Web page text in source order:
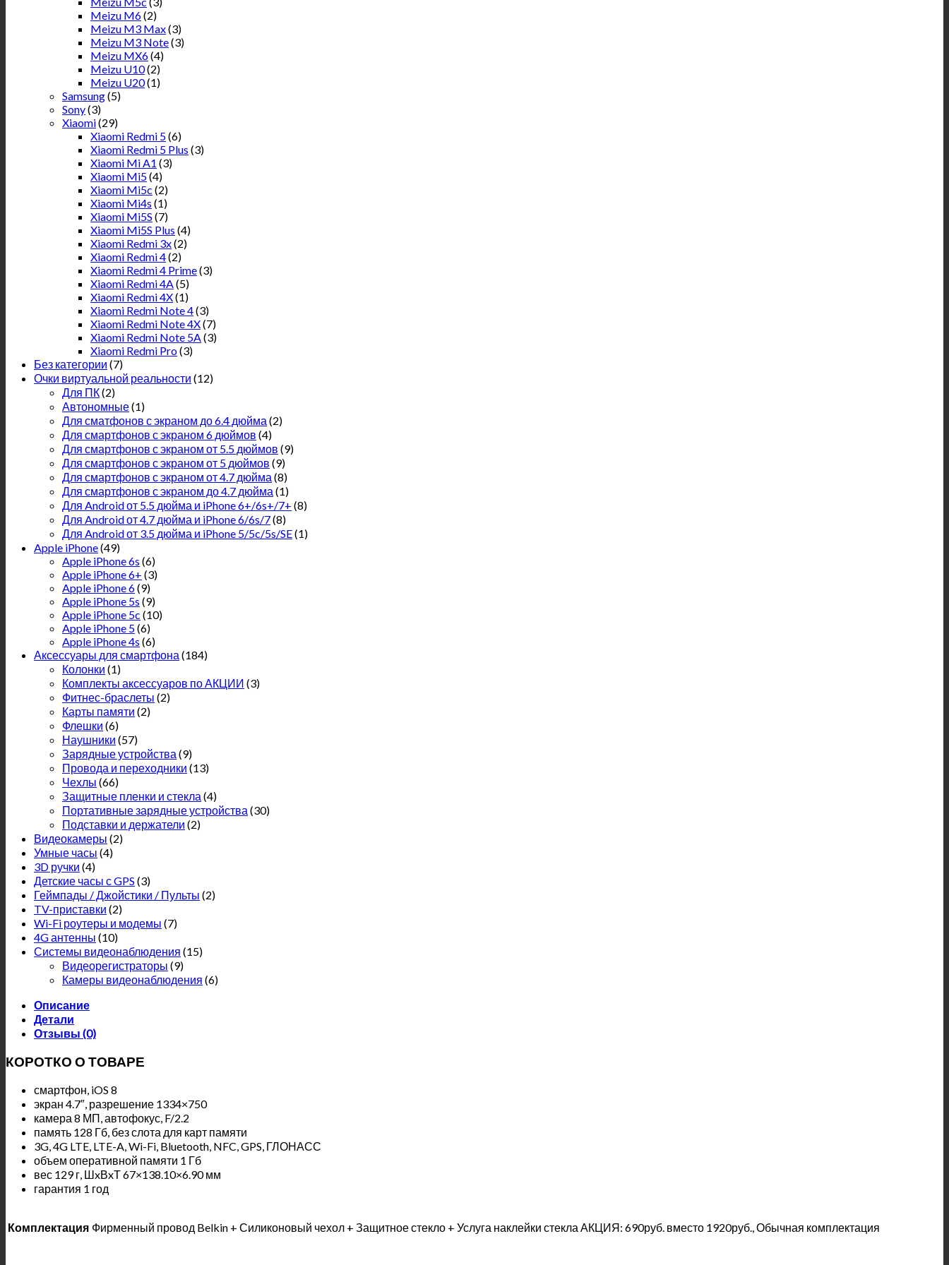
Meizu M6(2)
Meizu M3 Max(3)
Meizu M3 Note(3)
Meizu MX6(4)
Meizu U10(2)
Meizu U20(1)
Samsung(5)
Sony(3)
Xiaomi(29)
Xiaomi Redmi 5(6)
Xiaomi Redmi 5 Plus (3)
Xiaomi Mi A1 (3)
Xiaomi Mi5(4)
Xiaomi Mi5c (2)
Xiaomi Mi4s (1)
Xiaomi Mi5S (7)
Xiaomi Mi5S Plus (4)
Xiaomi Redmi 3x(2)
Xiaomi Redmi 4(2)
Xiaomi Redmi 4 Prime(3)
Xiaomi Redmi 4A(5)
Xiaomi Redmi 4X(1)
Xiaomi Redmi Note 4(3)
Xiaomi Redmi Note 4X(7)
Xiaomi Redmi Note 5A(3)
Xiaomi Redmi Pro(3)
Без категории (7)
Очки виртуальной реальности (12)
Для ПК(2)
Автономные(1)
Для сматфонов с экраном до 6.4 дюйма (2)
Для смартфонов с экраном 6 дюймов (4)
Для смартфонов с экраном от 5.5 дюймов (9)
Для смартфонов с экраном от 5 дюймов (9)
Для смартфонов с экраном от 4.7 дюйма (8)
Для смартфонов с экраном до 4.7 дюйма (1)
Для Android от 5.5 дюйма и iPhone 6+/6s+/7+ (8)
Для Android от 4.7 дюйма и iPhone 6/6s/7(8)
Для Android от 3.5 дюйма и iPhone 5/5c/5s/SE(1)
Apple iPhone(49)
Apple iPhone 6s (6)
Apple iPhone 6+ (3)
Apple iPhone 6(9)
Apple iPhone 5s (9)
Apple iPhone 5c (10)
Apple iPhone 5(6)
Apple iPhone 4s (6)
Аксессуары для смартфона (184)
Колонки (1)
Комплекты аксессуаров по АКЦИИ (3)
Фитнес-браслеты (2)
Карты памяти (2)
Флешки (6)
Наушники (57)
Зарядные устройства (9)
Провода и переходники (13)
Чехлы (66)
Защитные пленки и стекла (4)
Портативные зарядные устройства (30)
Подставки и держатели (2)
Видеокамеры (2)
Умные часы (4)
3D ручки (4)
Детские часы с GPS (3)
Геймпады / Джойстики / Пульты (2)
TV-приставки (2)
Wi-Fi роутеры и модемы (7)
4G антенны (10)
Системы видеонаблюдения (15)
Видеорегистраторы (9)
Камеры видеонаблюдения (6)
Описание
Детали
Отзывы (0)
КОРОТКО О ТОВАРЕ
смартфон, iOS 8
экран 4.7″, разрешение 1334×750
камера 8 МП, автофокус, F/2.2
память 128 Гб, без слота для карт памяти
3G, 4G LTE, LTE-A, Wi-Fi, Bluetooth, NFC, GPS, ГЛОНАСС
объем оперативной памяти 1 Гб
вес 129 г, ШxВxТ 67×138.10×6.90 мм
гарантия 1 год
Комплектация Фирменный провод Belkin + Силиконовый чехол + Защитное стекло + Услуга наклейки стекла АКЦИЯ: 690руб. вместо 1920руб., Обычная комплектация